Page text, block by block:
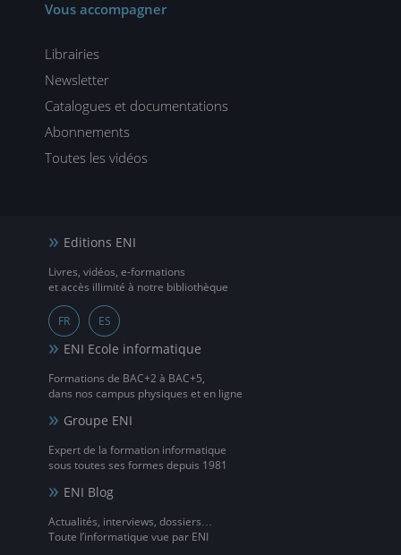
Vous accompagner
Librairies
Newsletter
Catalogues et documentations
Abonnements
Toutes les vidéos
Editions ENI
Livres, vidéos, e-formations
et accès illimité à notre bibliothèque
FR ES
ENI Ecole informatique
Formations de BAC+2 à BAC+5,
dans nos campus physiques et en ligne
Groupe ENI
Expert de la formation informatique
sous toutes ses formes depuis 1981
ENI Blog
Actualités, interviews, dossiers…
Toute l’informatique vue par ENI